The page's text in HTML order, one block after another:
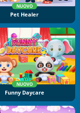
NUOVO
Pet Healer
NUOVO
Funny Daycare